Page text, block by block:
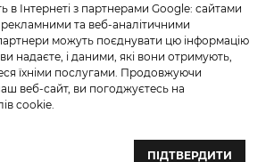
ДО НАС У СОЦМЕРЕЖАХ
в Інтернеті з партнерами Google: сайтами
та веб-аналітичними
можуть поєднувати цю інформацію
надаєте, і даними, які вони отримують,
їхніми послугами. Продовжуючи
веб-сайт, ви погоджуєтесь на
cookie.
ПІДТВЕРДИТИ